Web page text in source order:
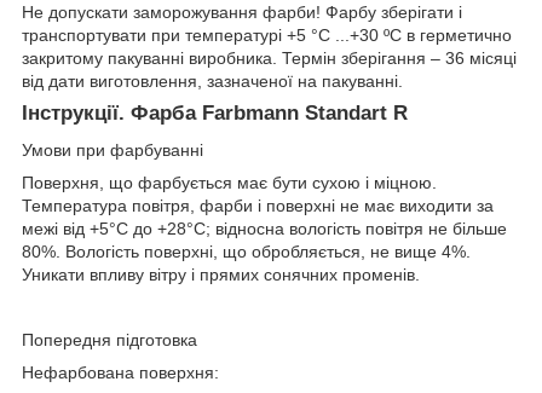
Не допускати заморожування фарби! Фарбу зберігати і
транспортувати при температурі +5 °С ...+30 ºС в герметично
закритому пакуванні виробника. Термін зберігання – 36 місяці
від дати виготовлення, зазначеної на пакуванні.
Інструкції. Фарба Farbmann Standart R
Умови при фарбуванні
Поверхня, що фарбується має бути сухою і міцною.
Температура повітря, фарби і поверхні не має виходити за
межі від +5°С до +28°С; відносна вологість повітря не більше
80%. Вологість поверхні, що обробляється, не вище 4%.
Уникати впливу вітру і прямих сонячних променів.
Попередня підготовка
Нефарбована поверхня: